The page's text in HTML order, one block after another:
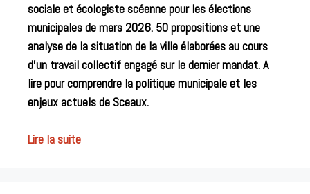
sociale et écologiste scéenne pour les élections
municipales de mars 2026. 50 propositions et une
analyse de la situation de la ville élaborées au cours
d’un travail collectif engagé sur le dernier mandat. A
lire pour comprendre la politique municipale et les
enjeux actuels de Sceaux.
Lire la suite